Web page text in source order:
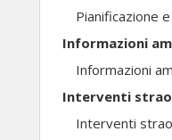
Pianificazione
Informazioni
Informazioni
Interventi
Interventi